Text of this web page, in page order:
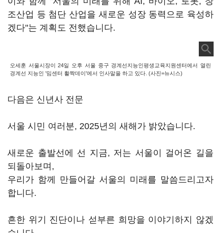
조산업 등 첨단 산업을 새로운 성장 동력으로 육성하
겠다"는 계획도 전했습니다.
오세훈 서울시장이 24일 오후 서울 중구 경계선지능인평생교육지원센터에서 열린
경계선 지능인 '밈센터 활짝데이'에서 인사말을 하고 있다. (사진=뉴시스)
다음은 신년사 전문
서울 시민 여러분, 2025년의 새해가 밝았습니다.
새로운 출발선에 선 지금, 저는 서울이 걸어온 길을
되돌아보며,
우리가 함께 만들어갈 서울의 미래를 말씀드리고자
합니다.
흔한 위기 진단이나 섣부른 희망을 이야기하지 않겠